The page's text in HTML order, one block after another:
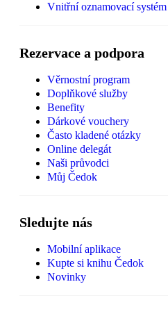
Vnitřní oznamovací systém
Rezervace a podpora
Věrnostní program
Doplňkové služby
Benefity
Dárkové vouchery
Často kladené otázky
Online delegát
Naši průvodci
Můj Čedok
Sledujte nás
Mobilní aplikace
Kupte si knihu Čedok
Novinky